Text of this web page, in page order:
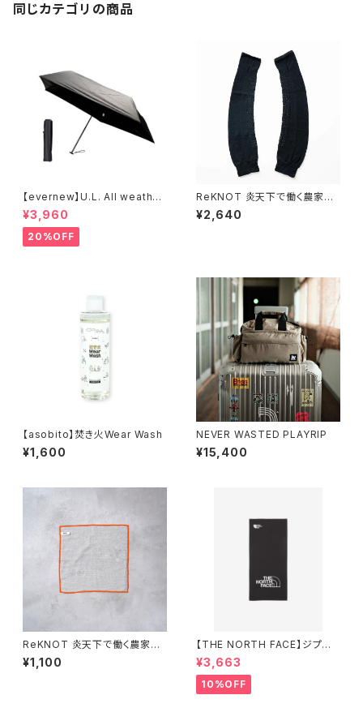
同じカテゴリの商品
【evernew】U.L. All weather
umbrella
¥3,960
20%OFF
ReKNOT 炎天下で働く農家が
つくったアームカバー
¥2,640
【asobito】焚き火Wear Wash
¥1,600
NEVER WASTED PLAYRIP
¥15,400
ReKNOT 炎天下で働く農家が
つくった手ぬぐいハンカチ
¥1,100
【THE NORTH FACE】ジプシ
ーカバーイット（ユニセックス）
¥3,663
10%OFF